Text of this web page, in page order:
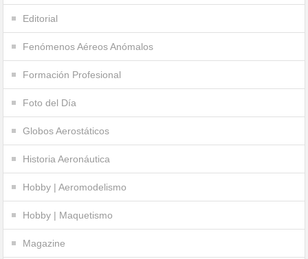
Editorial
Fenómenos Aéreos Anómalos
Formación Profesional
Foto del Día
Globos Aerostáticos
Historia Aeronáutica
Hobby | Aeromodelismo
Hobby | Maquetismo
Magazine